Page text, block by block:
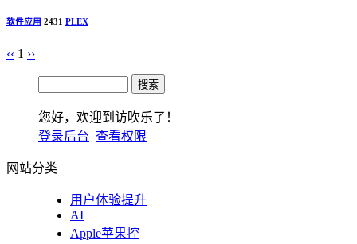
软件应用 2431 PLEX
‹‹ 1 ››
您好，欢迎到访吹乐了！
登录后台 查看权限
网站分类
用户体验提升
AI
Apple苹果控